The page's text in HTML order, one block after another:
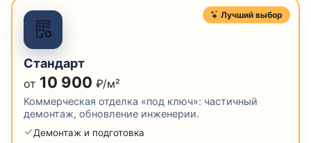
Лучший выбор
Стандарт
от 10 900 ₽/м²
Коммерческая отделка «под ключ»: частичный
демонтаж, обновление инженерии.
Демонтаж и подготовка